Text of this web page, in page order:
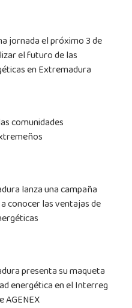
jornada el próximo 3 de
el futuro de las
en Extremadura
comunidades
lanza una campaña
conocer las ventajas de
presenta su maqueta
energética en el Interreg
AGENEX